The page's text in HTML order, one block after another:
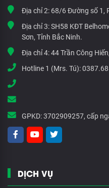
Địa chỉ 2: 68/6 Đường số 1,
Địa chỉ 3:SH58 KĐT
Sơn, Tỉnh Bắc Ninh.
Địa chỉ 4:44 Trần Công
Hotline 1 (Mrs. Tú):
GPKD:3702909257, cấp
DỊCH VỤ